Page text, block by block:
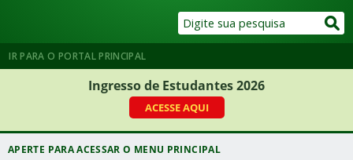
IR PARA O PORTAL PRINCIPAL
Ingresso de Estudantes 2026
ACESSE AQUI